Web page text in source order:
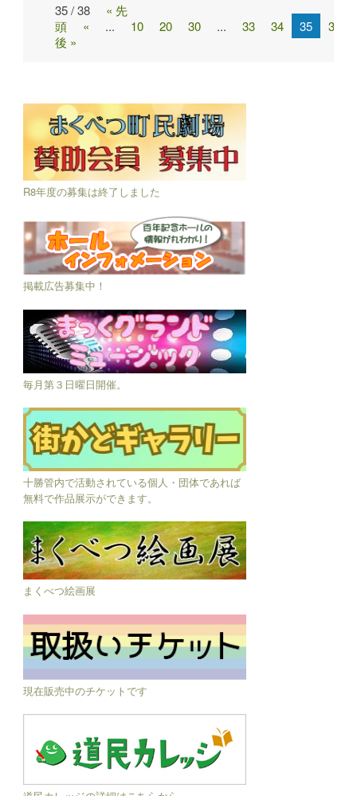
Post
navigation
35 / 38
« 先
頭
« ... 10 20 30 ... 33 34 35
36
後 »
R8年度の募集は終了しました
掲載広告募集中！
毎月第３日曜日開催。
十勝管内で活動されている個人・団体であれば
無料で作品展示ができます。
まくべつ絵画展
現在販売中のチケットです